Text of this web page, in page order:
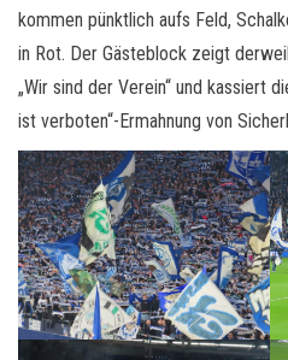
kommen pünktlich aufs Feld,
in Rot. Der Gästeblock zeigt
„Wir sind der Verein“ und kassiert
ist verboten“-Ermahnung von